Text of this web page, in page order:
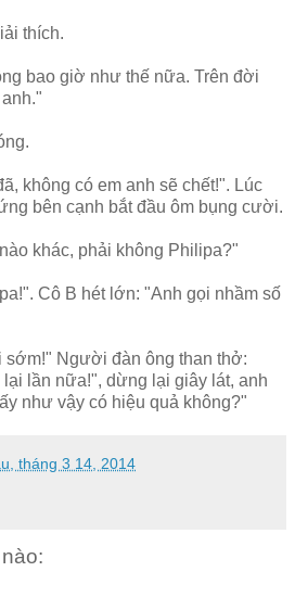
thích.
bao giờ như thế nữa. Trên đời
không có em anh sẽ chết!". Lúc
bên cạnh bắt đầu ôm bụng cười.
khác, phải không Philipa?"
Cô B hét lớn: "Anh gọi nhầm số
sớm!" Người đàn ông than thở:
lần nữa!", dừng lại giây lát, anh
như vậy có hiệu quả không?"
tháng 3 14, 2014